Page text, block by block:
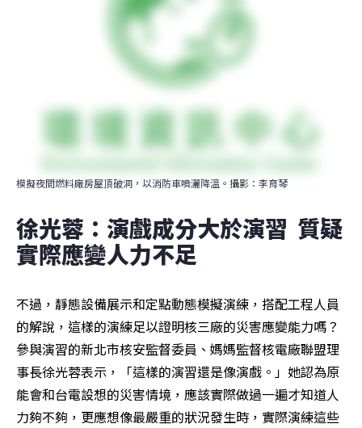
模擬夜間燃料廠房屋頂破洞，以消防車噴灑降溫。攝影：李育琴
徐光蓉：演戲成分大於演習  質疑
實際應變人力不足
不過，靜態設備展示和定點動態模擬演練，搭配工程人員
的解說，這樣的演練足以證明核三廠的災害應變能力嗎？
參與演習的新北市核安監督委員、媽媽監督核電廠聯盟理
事長徐光蓉表示，「這樣的演習還是像演戲。」她認為原
能會和台電設想的災害情境，應該實際做過一遍才知道人
力夠不夠，更應想像最嚴重的狀況發生時，實際演練這些